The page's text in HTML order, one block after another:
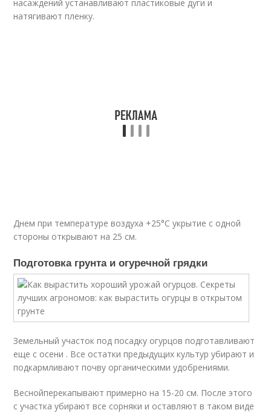
насаждений устанавливают пластиковые дуги и
натягивают пленку.
Днем при температуре воздуха +25°C укрытие с одной
стороны открывают на 25 см.
Подготовка грунта и огуречной грядки
Земельный участок под посадку огурцов подготавливают
еще с осени . Все остатки предыдущих культур убирают и
подкармливают почву органическими удобрениями.
Веснойперекапывают примерно на 15-20 см. После этого
с участка убирают все сорняки и оставляют в таком виде